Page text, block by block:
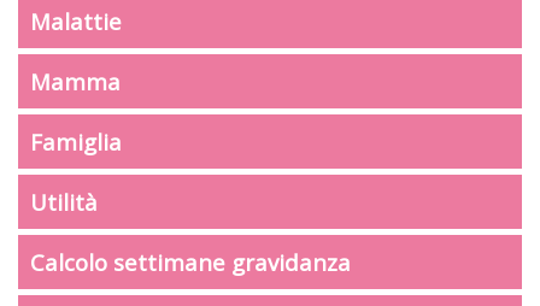
Malattie
Mamma
Famiglia
Utilità
Calcolo settimane gravidanza